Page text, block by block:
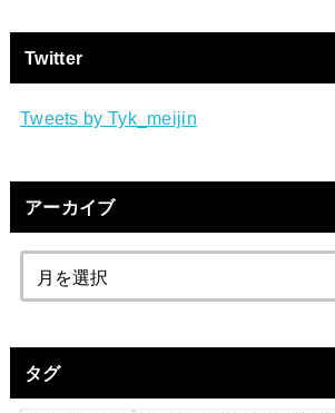
Twitter
Tweets by Tyk_meijin
アーカイブ
タグ